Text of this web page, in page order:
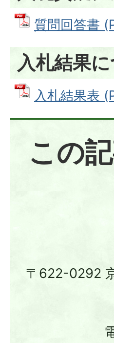
質問回答書
入札結果
入札結果表
この
〒622-0292